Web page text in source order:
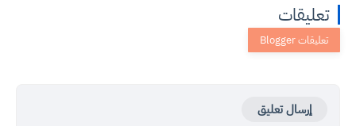
تعليقات
إرسال تعليق